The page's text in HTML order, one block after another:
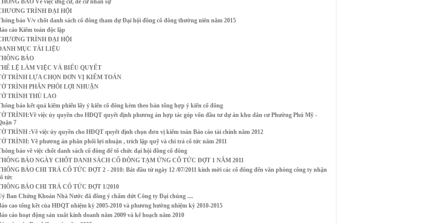
BÁO Về việc ứng cử, đề cử nhân sự
TRÌNH ĐẠI HỘI
báo V/v chốt danh sách cổ đông tham dự Đại hội đồng cổ đông thường niên năm 2015
cáo Kiểm toán độc lập
TRÌNH ĐẠI HỘI
MỤC TÀI LIỆU
BÁO
LỆ LÀM VIỆC VÀ BIỂU QUYẾT
TRÌNH LỰA CHỌN ĐƠN VỊ KIỂM TOÁN
TRÌNH PHÂN PHÔI LỢI NHUẬN
TRÌNH THÙ LAO
báo kết quả kiểm phiếu lấy ý kiến cổ đông kèm theo bản tổng hợp ý kiến cổ đông
TRÌNH:Về việc ủy quyền cho HĐQT quyết định phương án hợp tác góp vốn đầu tư dự án khu dân cư Phường Phú Mỹ -
7
TRÌNH :Về việc ủy quyền cho HĐQT quyết định chọn đơn vị kiểm toán Báo cáo tài chính năm 2012
TRÌNH: Về phương án phân phối lợi nhuận , trích lập quỹ và chi trả cổ tức năm 2011
báo về việc chốt danh sách cổ đông để tổ chức đại hội đồng cổ đông
BÁO NGÀY CHỐT DANH SÁCH CỔ ĐÔNG TẠM ỨNG CỔ TỨC ĐỢT 1 NĂM 2011
BÁO CHI TRẢ CỔ TỨC ĐỢT 2 - 2010: Bắt đầu từ ngày 12 /07/2011 kính mời các cổ đông đến văn phòng công ty nhận
tức
BÁO CHI TRẢ CỔ TỨC ĐỢT 1/2010
Ban Chứng Khoán Nhà Nước đã đồng ý chấm dứt Công ty Đại chúng ....
cao tổng kềt của HĐQT nhiệm kỳ 2005-2010 và phương hướng nhiệm kỳ 2010-2015
cáo hoạt động sản xuất kinh doanh năm 2009 và kế hoạch năm 2010